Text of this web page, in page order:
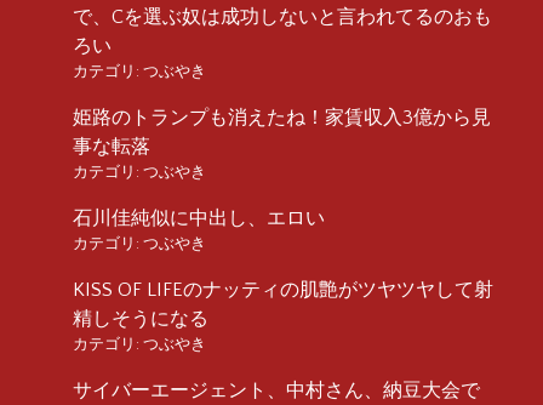
で、Cを選ぶ奴は成功しないと言われてるのおも
ろい
カテゴリ: つぶやき
姫路のトランプも消えたね！家賃収入3億から見
事な転落
カテゴリ: つぶやき
石川佳純似に中出し、エロい
カテゴリ: つぶやき
KISS OF LIFEのナッティの肌艶がツヤツヤして射
精しそうになる
カテゴリ: つぶやき
サイバーエージェント、中村さん、納豆大会で